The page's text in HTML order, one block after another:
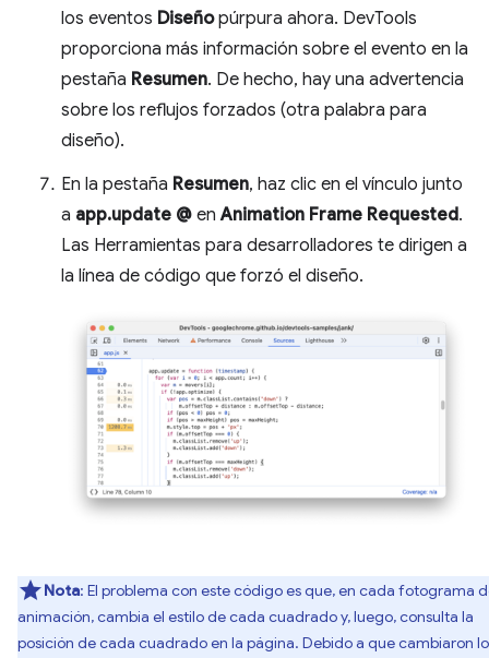
los eventos Diseñopúrpura ahora. DevTools
proporciona más información sobre el evento en la
pestaña Resumen. De hecho, hay una advertencia
sobre los reflujos forzados (otra palabra para
diseño).
En la pestaña Resumen, haz clic en el vínculo junto
a app.update @ enAnimation Frame Requested.
Las Herramientas para desarrolladores te dirigen a
la línea de código que forzó el diseño.
Nota: El problema con este código es que, en cada fotograma
animación, cambia el estilo de cada cuadrado y, luego, consulta la
posición de cada cuadrado en la página. Debido a que cambiaron